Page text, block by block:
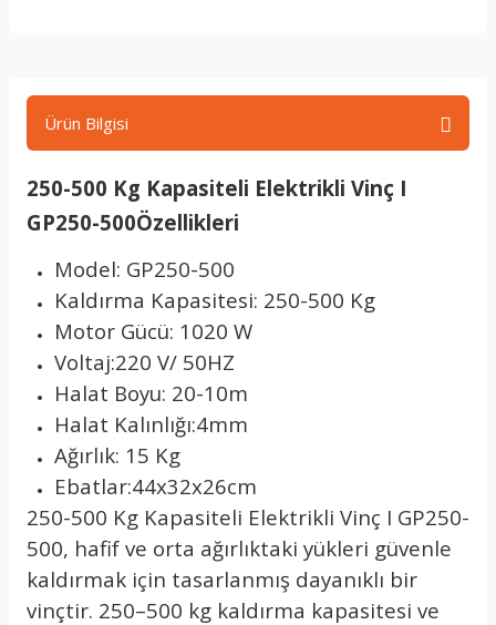
Ürün Bilgisi
250-500 Kg Kapasiteli Elektrikli Vinç I
GP250-500Özellikleri
Model: GP250-500
Kaldırma Kapasitesi: 250-500 Kg
Motor Gücü: 1020 W
Voltaj:220 V/ 50HZ
Halat Boyu: 20-10m
Halat Kalınlığı:4mm
Ağırlık: 15 Kg
Ebatlar:44x32x26cm
250-500 Kg Kapasiteli Elektrikli Vinç I GP250-
500, hafif ve orta ağırlıktaki yükleri güvenle
kaldırmak için tasarlanmış dayanıklı bir
vinçtir. 250–500 kg kaldırma kapasitesi ve